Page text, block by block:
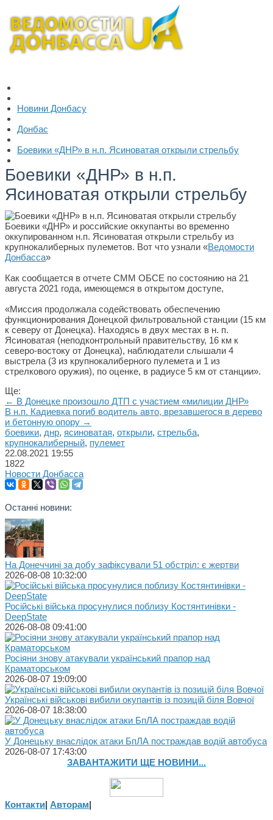
Новини Донбасу
Донбас
Боевики «ДНР» в н.п. Ясиноватая открыли стрельбу
Боевики «ДНР» в н.п.
Ясиноватая открыли стрельбу
Боевики «ДНР» и российские оккупанты во временно
оккупированном н.п. Ясиноватая открыли стрельбу из
крупнокалиберных пулеметов. Вот что узнали «Ведомости
Донбасса»
Как сообщается в отчете СММ ОБСЕ по состоянию на 21
августа 2021 года, имеющемся в открытом доступе,
«Миссия продолжала содействовать обеспечению
функционирования Донецкой фильтровальной станции (15 км
к северу от Донецка). Находясь в двух местах в н. п.
Ясиноватая (неподконтрольный правительству, 16 км к
северо-востоку от Донецка), наблюдатели слышали 4
выстрела (3 из крупнокалиберного пулемета и 1 из
стрелкового оружия), по оценке, в радиусе 5 км от станции».
Ще:
← В Донецке произошло ДТП с участием «милиции ДНР»
В н.п. Кадиевка погиб водитель авто, врезавшегося в дерево
и бетонную опору →
боевики, днр, ясиноватая, открыли, стрельба,
крупнокалиберный, пулемет
22.08.2021 19:55
1822
Новости Донбасса
Останні новини:
На Донеччині за добу зафіксували 51 обстріл: є жертви
2026-08-08 10:32:00
Російські війська просунулися поблизу Костянтинівки -
DeepState
2026-08-08 09:41:00
Росіяни знову атакували український прапор над
Краматорськом
2026-08-07 19:09:00
Українські військові вибили окупантів із позицій біля Вовчої
2026-08-07 18:38:00
У Донецьку внаслідок атаки БпЛА постраждав водій автобуса
2026-08-07 17:43:00
ЗАВАНТАЖИТИ ЩЕ НОВИНИ...
Контакти| Авторам|